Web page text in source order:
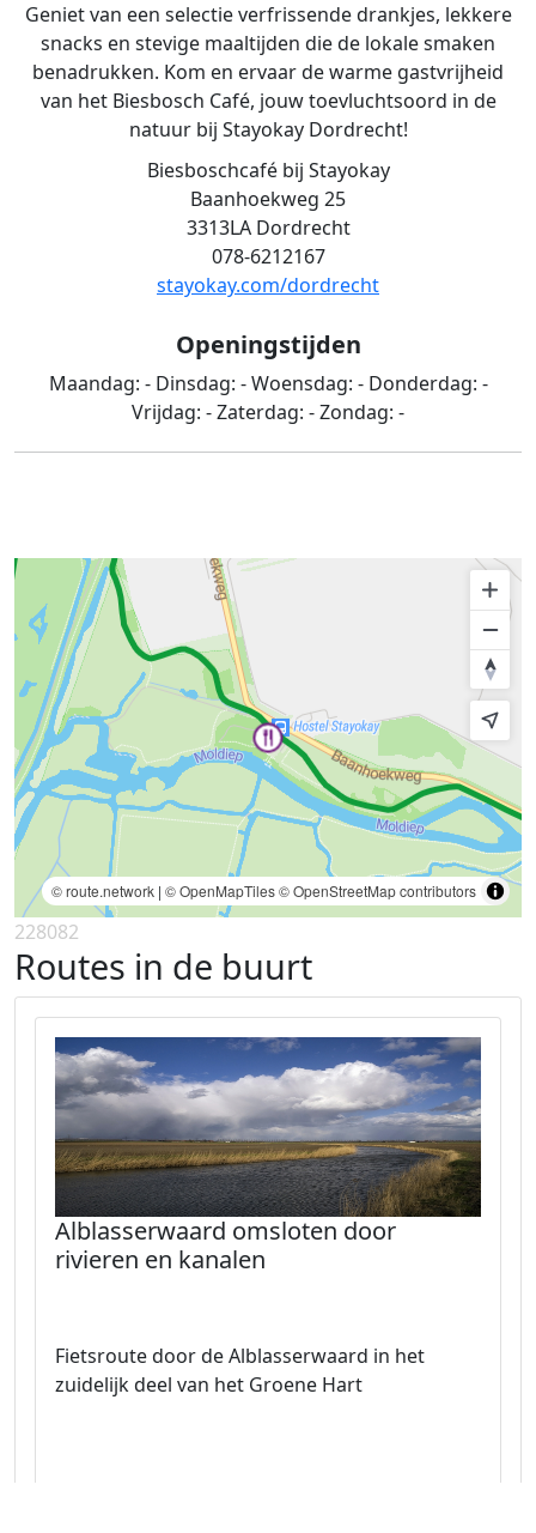
Geniet van een selectie verfrissende drankjes, lekkere
snacks en stevige maaltijden die de lokale smaken
benadrukken. Kom en ervaar de warme gastvrijheid
van het Biesbosch Café, jouw toevluchts­oord in de
natuur bij Stayokay Dordrecht!
Biesboschcafé bij Stayokay
Baanhoekweg 25
3313LA Dordrecht
078-6212167
stayokay.com/dordrecht
Openingstijden
Maandag: - Dinsdag: -Woensdag: - Donderdag: -
Vrijdag: -Zaterdag: -Zondag: -
© route.network | © OpenMapTiles© OpenStreetMap contributors
228082
Routes in de buurt
Alblasserwaard omsloten door
rivieren en kanalen
Fietsroute door de Alblasserwaard in het
zuidelijk deel van het Groene Hart